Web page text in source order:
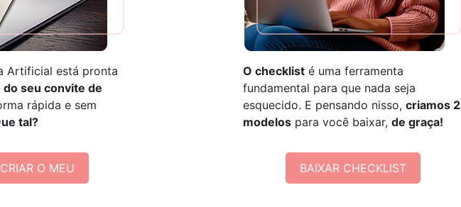
Artificial está pronta
seu convite de
rápida e sem
tal?
O MEU
O checklisté uma ferramenta
fundamental para que nada seja
esquecido. E pensando nisso, criamos 2
modelospara você baixar, de graça!
BAIXAR CHECKLIST